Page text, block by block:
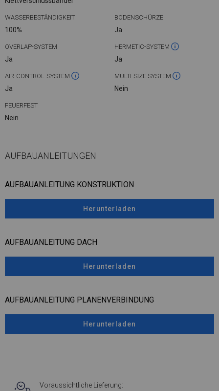
WASSERBESTÄNDIGKEIT
100%
BODENSCHÜRZE
Ja
OVERLAP-SYSTEM
Ja
HERMETIC-SYSTEM
Ja
AIR-CONTROL-SYSTEM
Ja
MULTI-SIZE SYSTEM
Nein
FEUERFEST
Nein
AUFBAUANLEITUNGEN
AUFBAUANLEITUNG KONSTRUKTION
Herunterladen
AUFBAUANLEITUNG DACH
Herunterladen
AUFBAUANLEITUNG PLANENVERBINDUNG
Herunterladen
Voraussichtliche Lieferung: